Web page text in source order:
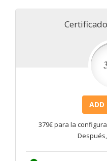
379€ para la